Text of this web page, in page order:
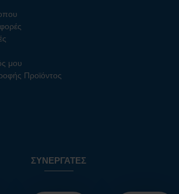
μου
Προϊόντος
ΣΥΝΕΡΓΆΤΕΣ